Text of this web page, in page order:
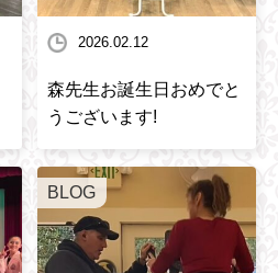
2026.02.12
森先生お誕生日おめでと
うございます!
BLOG